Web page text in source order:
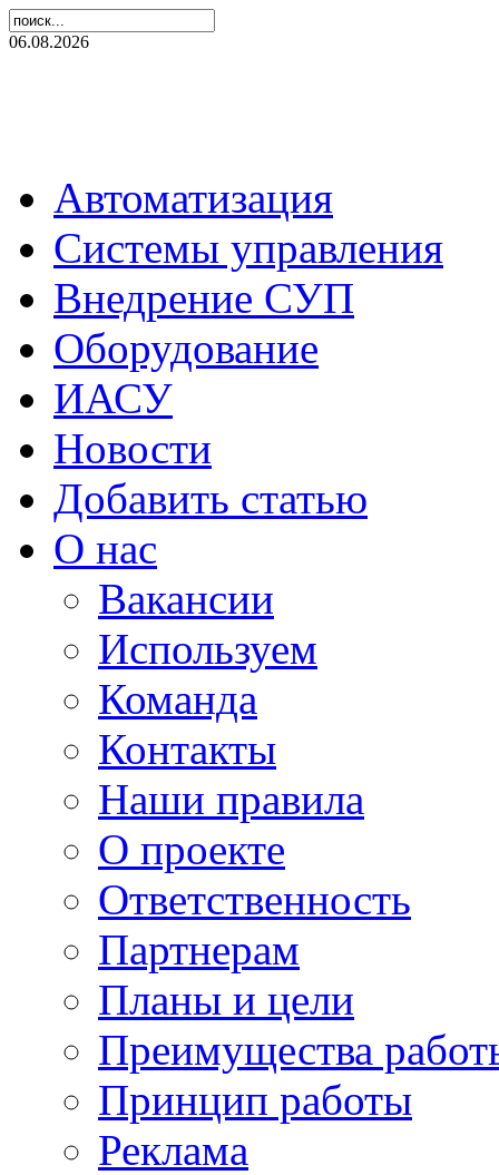
06.08.2026
Автоматизация
Системы управления
Внедрение СУП
Оборудование
ИАСУ
Новости
Добавить статью
О нас
Вакансии
Используем
Команда
Контакты
Наши правила
О проекте
Ответственность
Партнерам
Планы и цели
Преимущества
Принцип работы
Реклама